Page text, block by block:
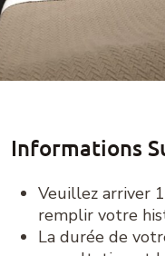
Informations
Veuillez arriver
remplir votre
La durée de